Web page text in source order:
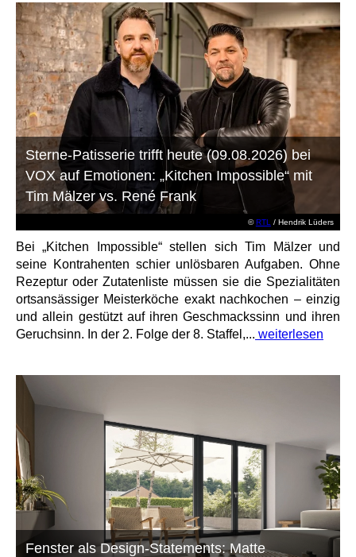
©RTL / Hendrik Lüders
Sterne-Patisserie trifft heute (09.08.2026) bei
VOX auf Emotionen: „Kitchen Impossible“ mit
Tim Mälzer vs. René Frank
Bei „Kitchen Impossible“ stellen sich Tim Mälzer und
seine Kontrahenten schier unlösbaren Aufgaben. Ohne
Rezeptur oder Zutatenliste müssen sie die Spezialitäten
ortsansässiger Meisterköche exakt nachkochen – einzig
und allein gestützt auf ihren Geschmackssinn und ihren
Geruchsinn. In der 2. Folge der 8. Staffel,... weiterlesen
Fenster als Design-Statements: Matte